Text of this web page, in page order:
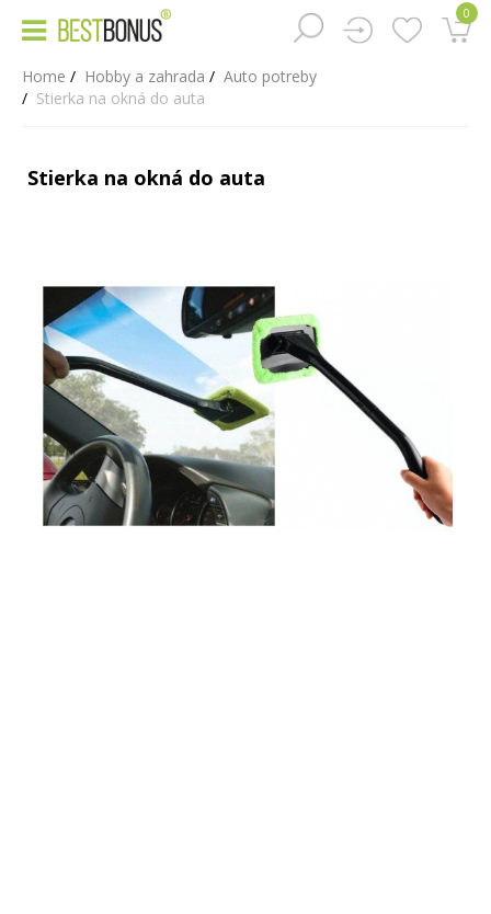
0
Home Hobby a zahrada
Auto potreby
Stierka na okná do auta
Stierka na okná do auta